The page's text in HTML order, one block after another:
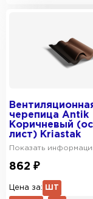
черепица Antik
Коричневый
лист) Kriastak
Показать
862 ₽
Цена за: ШТ